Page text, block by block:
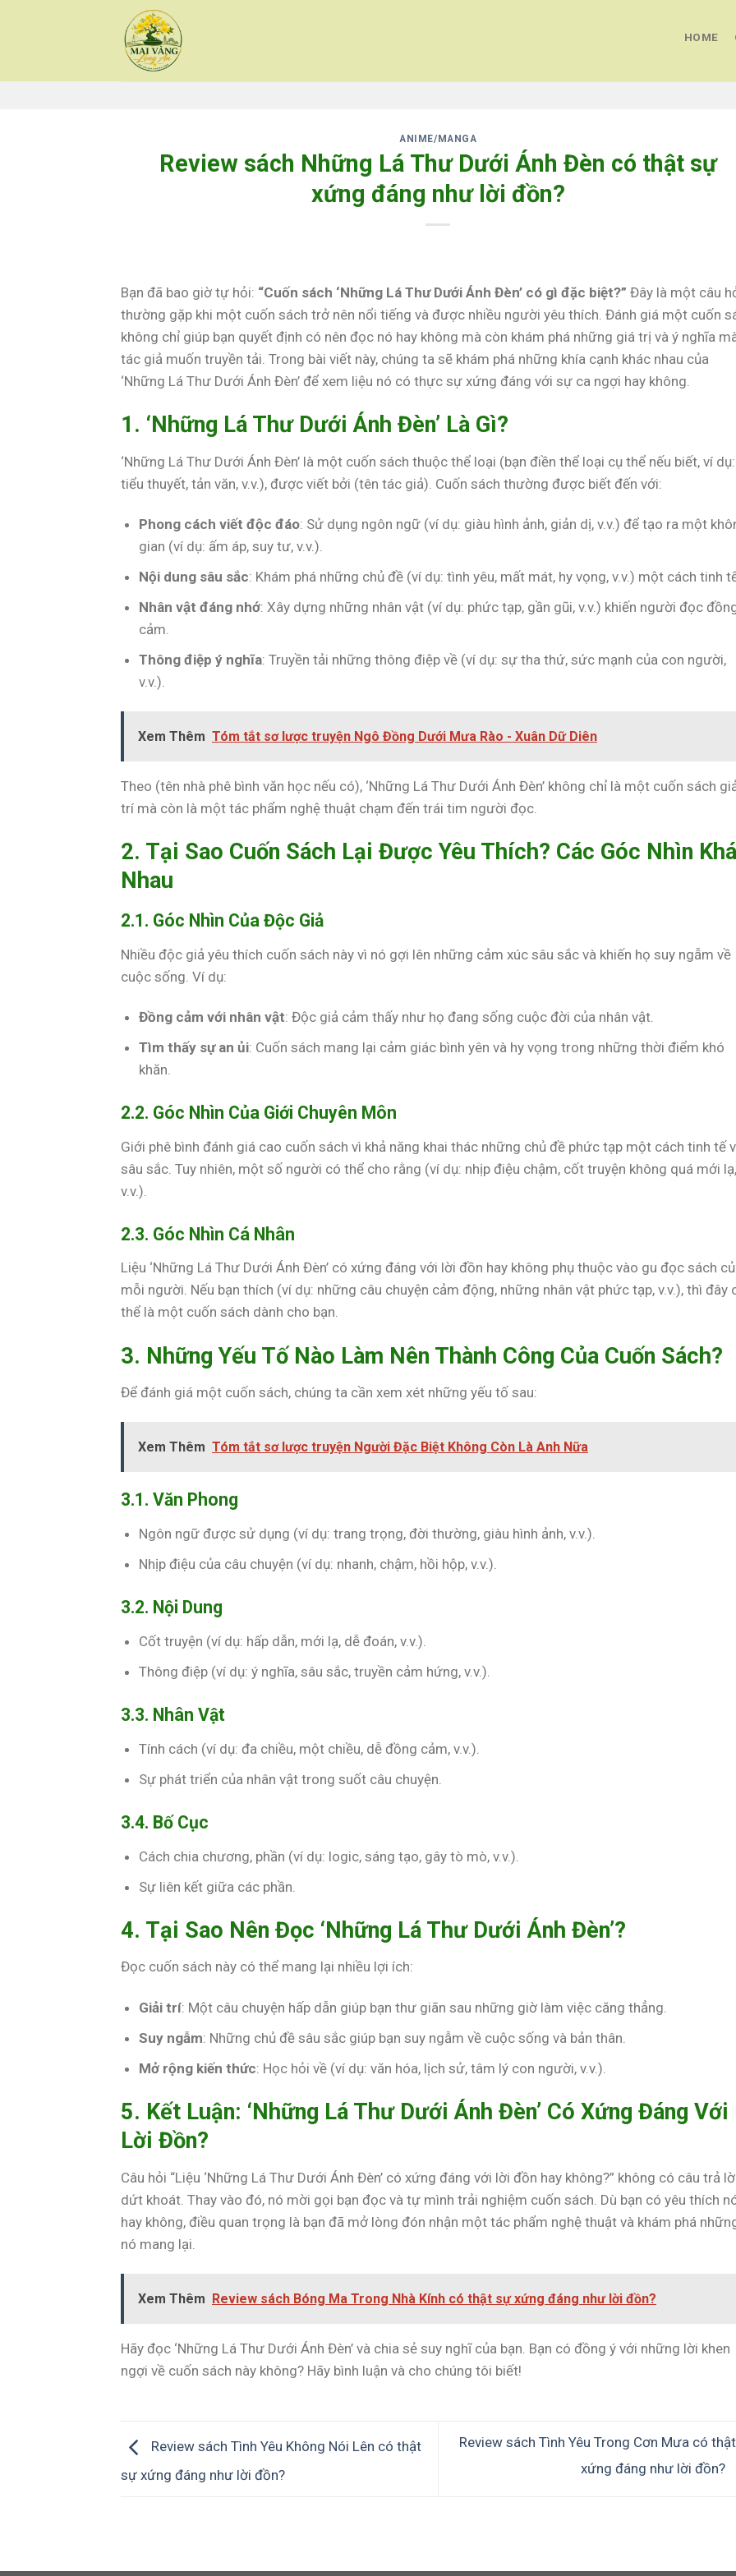
HOME
ANIME/MANGA
Review sách Những Lá Thư Dưới Ánh Đèn có thật sự
xứng đáng như lời đồn?
Bạn đã bao giờ tự hỏi: “Cuốn sách ‘Những Lá Thư Dưới Ánh Đèn’ có gì đặc biệt?” Đây là một câu
thường gặp khi một cuốn sách trở nên nổi tiếng và được nhiều người yêu thích. Đánh giá một cuốn
không chỉ giúp bạn quyết định có nên đọc nó hay không mà còn khám phá những giá trị và ý nghĩa
tác giả muốn truyền tải. Trong bài viết này, chúng ta sẽ khám phá những khía cạnh khác nhau của
‘Những Lá Thư Dưới Ánh Đèn’ để xem liệu nó có thực sự xứng đáng với sự ca ngợi hay không.
1. ‘Những Lá Thư Dưới Ánh Đèn’ Là Gì?
‘Những Lá Thư Dưới Ánh Đèn’ là một cuốn sách thuộc thể loại (bạn điền thể loại cụ thể nếu biết, ví dụ:
tiểu thuyết, tản văn, v.v.), được viết bởi (tên tác giả). Cuốn sách thường được biết đến với:
Phong cách viết độc đáo: Sử dụng ngôn ngữ (ví dụ: giàu hình ảnh, giản dị, v.v.) để tạo ra một
gian (ví dụ: ấm áp, suy tư, v.v.).
Nội dung sâu sắc: Khám phá những chủ đề (ví dụ: tình yêu, mất mát, hy vọng, v.v.) một cách tinh
Nhân vật đáng nhớ: Xây dựng những nhân vật (ví dụ: phức tạp, gần gũi, v.v.) khiến người đọc
cảm.
Thông điệp ý nghĩa: Truyền tải những thông điệp về (ví dụ: sự tha thứ, sức mạnh của con người,
v.v.).
Xem Thêm Tóm tắt sơ lược truyện Ngô Đồng Dưới Mưa Rào - Xuân Dữ Diên
Theo (tên nhà phê bình văn học nếu có), ‘Những Lá Thư Dưới Ánh Đèn’ không chỉ là một cuốn sách
trí mà còn là một tác phẩm nghệ thuật chạm đến trái tim người đọc.
2. Tại Sao Cuốn Sách Lại Được Yêu Thích? Các Góc Nhìn
Nhau
2.1. Góc Nhìn Của Độc Giả
Nhiều độc giả yêu thích cuốn sách này vì nó gợi lên những cảm xúc sâu sắc và khiến họ suy ngẫm về
cuộc sống. Ví dụ:
Đồng cảm với nhân vật: Độc giả cảm thấy như họ đang sống cuộc đời của nhân vật.
Tìm thấy sự an ủi: Cuốn sách mang lại cảm giác bình yên và hy vọng trong những thời điểm khó
khăn.
2.2. Góc Nhìn Của Giới Chuyên Môn
Giới phê bình đánh giá cao cuốn sách vì khả năng khai thác những chủ đề phức tạp một cách tinh tế
sâu sắc. Tuy nhiên, một số người có thể cho rằng (ví dụ: nhịp điệu chậm, cốt truyện không quá mới lạ,
v.v.).
2.3. Góc Nhìn Cá Nhân
Liệu ‘Những Lá Thư Dưới Ánh Đèn’ có xứng đáng với lời đồn hay không phụ thuộc vào gu đọc sách
mỗi người. Nếu bạn thích (ví dụ: những câu chuyện cảm động, những nhân vật phức tạp, v.v.), thì đây
thể là một cuốn sách dành cho bạn.
3. Những Yếu Tố Nào Làm Nên Thành Công Của Cuốn Sách?
Để đánh giá một cuốn sách, chúng ta cần xem xét những yếu tố sau:
Xem Thêm Tóm tắt sơ lược truyện Người Đặc Biệt Không Còn Là Anh Nữa
3.1. Văn Phong
Ngôn ngữ được sử dụng (ví dụ: trang trọng, đời thường, giàu hình ảnh, v.v.).
Nhịp điệu của câu chuyện (ví dụ: nhanh, chậm, hồi hộp, v.v.).
3.2. Nội Dung
Cốt truyện (ví dụ: hấp dẫn, mới lạ, dễ đoán, v.v.).
Thông điệp (ví dụ: ý nghĩa, sâu sắc, truyền cảm hứng, v.v.).
3.3. Nhân Vật
Tính cách (ví dụ: đa chiều, một chiều, dễ đồng cảm, v.v.).
Sự phát triển của nhân vật trong suốt câu chuyện.
3.4. Bố Cục
Cách chia chương, phần (ví dụ: logic, sáng tạo, gây tò mò, v.v.).
Sự liên kết giữa các phần.
4. Tại Sao Nên Đọc ‘Những Lá Thư Dưới Ánh Đèn’?
Đọc cuốn sách này có thể mang lại nhiều lợi ích:
Giải trí: Một câu chuyện hấp dẫn giúp bạn thư giãn sau những giờ làm việc căng thẳng.
Suy ngẫm: Những chủ đề sâu sắc giúp bạn suy ngẫm về cuộc sống và bản thân.
Mở rộng kiến thức: Học hỏi về (ví dụ: văn hóa, lịch sử, tâm lý con người, v.v.).
5. Kết Luận: ‘Những Lá Thư Dưới Ánh Đèn’ Có Xứng Đáng Với
Lời Đồn?
Câu hỏi “Liệu ‘Những Lá Thư Dưới Ánh Đèn’ có xứng đáng với lời đồn hay không?” không có câu trả
dứt khoát. Thay vào đó, nó mời gọi bạn đọc và tự mình trải nghiệm cuốn sách. Dù bạn có yêu thích
hay không, điều quan trọng là bạn đã mở lòng đón nhận một tác phẩm nghệ thuật và khám phá
nó mang lại.
Xem Thêm Review sách Bóng Ma Trong Nhà Kính có thật sự xứng đáng như lời đồn?
Hãy đọc ‘Những Lá Thư Dưới Ánh Đèn’ và chia sẻ suy nghĩ của bạn. Bạn có đồng ý với những lời khen
ngợi về cuốn sách này không? Hãy bình luận và cho chúng tôi biết!
Review sách Tình Yêu Không Nói Lên có thật
sự xứng đáng như lời đồn?
Review sách Tình Yêu Trong Cơn Mưa có
xứng đáng như lời đồn?